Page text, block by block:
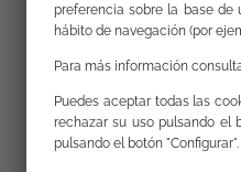
La FSG cuenta con 82
preferencia sobre la base de
hábito de navegación (por
Para más información
Puedes aceptar todas las
rechazar su uso pulsando el
pulsando el botón "Configurar".